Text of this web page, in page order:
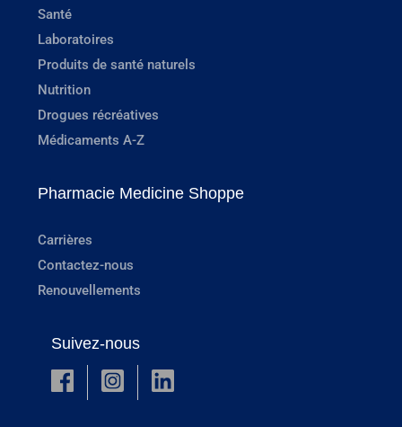
Santé
Laboratoires
Produits de santé naturels
Nutrition
Drogues récréatives
Médicaments A-Z
Pharmacie Medicine Shoppe
Carrières
Contactez-nous
Renouvellements
Suivez-nous